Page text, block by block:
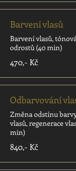
Barvení vlasů
Barvení vlasů,
odrostů (40 min)
470,- Kč
Odbarvování
Změna odstínu
vlasů, regenerace
min)
840,- Kč